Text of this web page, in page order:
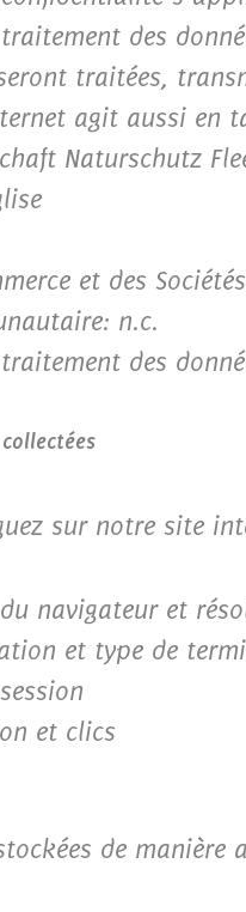
des
traitées,
agit aussi en
Naturschutz
et des
n.c.
des
sur notre site
navigateur et
et type de
et clics
de